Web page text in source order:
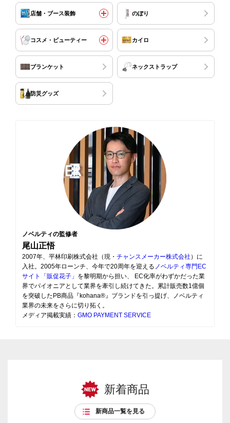
店舗・ブース装飾 のぼり
コスメ・ビューティー カイロ
ブランケット ネックストラップ
防災グッズ
ノベルティの監修者
尾山正悟
2007年、平林印刷株式会社（現・ チャンスメーカー株式会社 ）に
入社。2005年ローンチ、今年で20周年を迎える ノベルティ専門EC
サイト「販促花子」 を黎明期から担い、 EC化率がわずかだった業
界でパイオニアとして業界を牽引し続けてきた。累計販売数1億個
を突破したPB商品『kohana®』ブランドを引っ提げ、ノベルティ
業界の未来をさらに切り拓く。
メディア掲載実績： GMO PAYMENT SERVICE
新着商品
新商品一覧を見る